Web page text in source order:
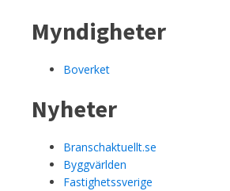
Myndigheter
Boverket
Nyheter
Branschaktuellt.se
Byggvärlden
Fastighetssverige